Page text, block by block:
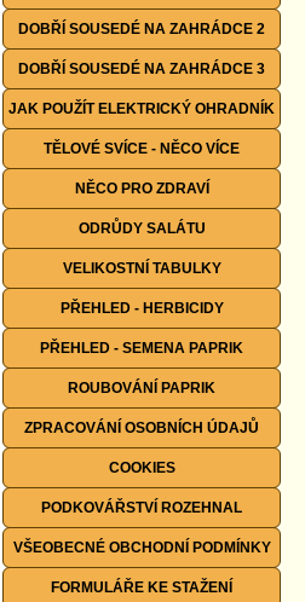
DOBŘÍ SOUSEDÉ NA ZAHRÁDCE 2
DOBŘÍ SOUSEDÉ NA ZAHRÁDCE 3
JAK POUŽÍT ELEKTRICKÝ OHRADNÍK
TĚLOVÉ SVÍCE - NĚCO VÍCE
NĚCO PRO ZDRAVÍ
ODRŮDY SALÁTU
VELIKOSTNÍ TABULKY
PŘEHLED - HERBICIDY
PŘEHLED - SEMENA PAPRIK
ROUBOVÁNÍ PAPRIK
ZPRACOVÁNÍ OSOBNÍCH ÚDAJŮ
COOKIES
PODKOVÁŘSTVÍ ROZEHNAL
VŠEOBECNÉ OBCHODNÍ PODMÍNKY
FORMULÁŘE KE STAŽENÍ